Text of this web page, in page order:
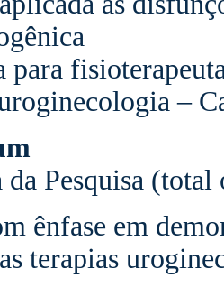
–
Pesquisa
ênfase em
terapias